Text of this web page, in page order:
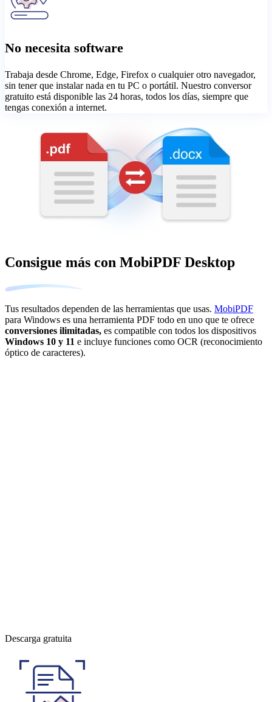
No necesita software
Trabaja desde Chrome, Edge, Firefox o cualquier otro navegador,
sin tener que instalar nada en tu PC o portátil. Nuestro conversor
gratuito está disponible las 24 horas, todos los días, siempre que
tengas conexión a internet.
Consigue más con MobiPDF Desktop
Tus resultados dependen de las herramientas que usas. MobiPDF
para Windows es una herramienta PDF todo en uno que te ofrece
conversiones ilimitadas, es compatible con todos los dispositivos
Windows 10 y 11 e incluye funciones como OCR (reconocimiento
óptico de caracteres).
Descarga gratuita